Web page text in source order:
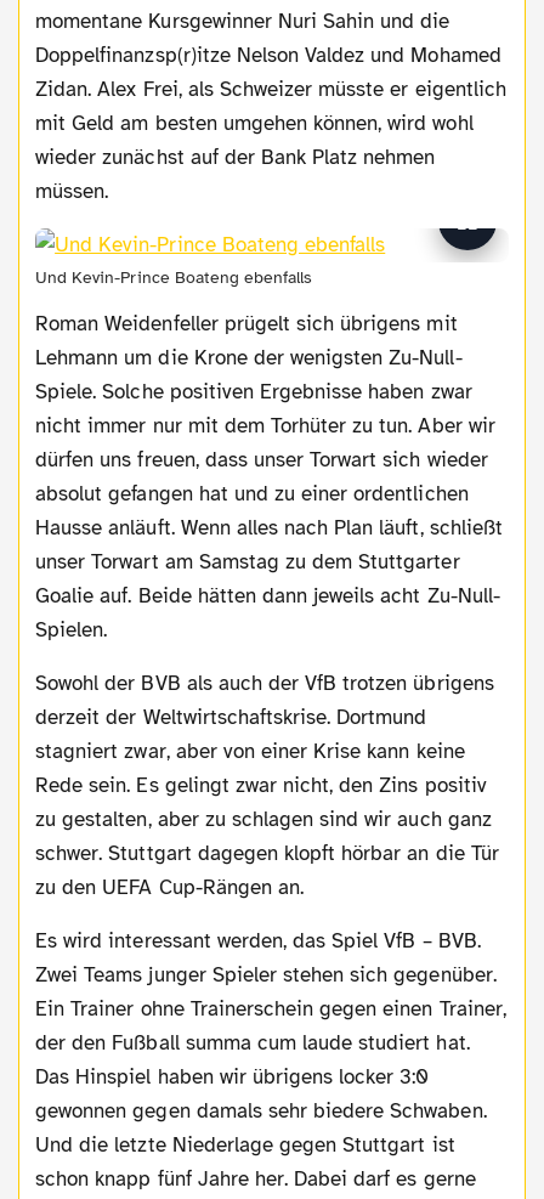
momentane Kursgewinner Nuri Sahin und die
Doppelfinanzsp(r)itze Nelson Valdez und Mohamed
Zidan. Alex Frei, als Schweizer müsste er eigentlich
mit Geld am besten umgehen können, wird wohl
wieder zunächst auf der Bank Platz nehmen
müssen.
Und Kevin-Prince Boateng ebenfalls
Roman Weidenfeller prügelt sich übrigens mit
Lehmann um die Krone der wenigsten Zu-Null-
Spiele. Solche positiven Ergebnisse haben zwar
nicht immer nur mit dem Torhüter zu tun. Aber wir
dürfen uns freuen, dass unser Torwart sich wieder
absolut gefangen hat und zu einer ordentlichen
Hausse anläuft. Wenn alles nach Plan läuft, schließt
unser Torwart am Samstag zu dem Stuttgarter
Goalie auf. Beide hätten dann jeweils acht Zu-Null-
Spielen.
Sowohl der BVB als auch der VfB trotzen übrigens
derzeit der Weltwirtschaftskrise. Dortmund
stagniert zwar, aber von einer Krise kann keine
Rede sein. Es gelingt zwar nicht, den Zins positiv
zu gestalten, aber zu schlagen sind wir auch ganz
schwer. Stuttgart dagegen klopft hörbar an die Tür
zu den UEFA Cup-Rängen an.
Es wird interessant werden, das Spiel VfB – BVB.
Zwei Teams junger Spieler stehen sich gegenüber.
Ein Trainer ohne Trainerschein gegen einen Trainer,
der den Fußball summa cum laude studiert hat.
Das Hinspiel haben wir übrigens locker 3:0
gewonnen gegen damals sehr biedere Schwaben.
Und die letzte Niederlage gegen Stuttgart ist
schon knapp fünf Jahre her. Dabei darf es gerne